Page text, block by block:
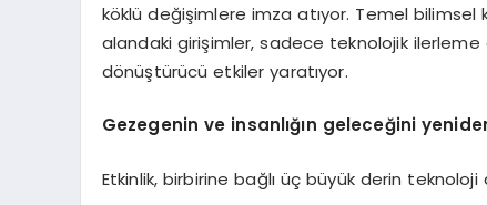
köklü değişimlere imza atıyor. Temel
alandaki girişimler, sadece teknolojik
dönüştürücü etkiler yaratıyor.
Gezegenin ve insanlığın geleceğini
Etkinlik, birbirine bağlı üç büyük derin